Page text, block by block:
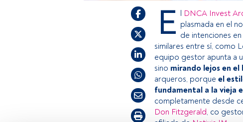
E l DNCA Invest
plasmada en el
de intenciones
similares entre sí, como
equipo gestor apunta a
sino mirando lejos en
arqueros, porque el
fundamental a la vieja
completamente desde
Don Fitzgerald, co